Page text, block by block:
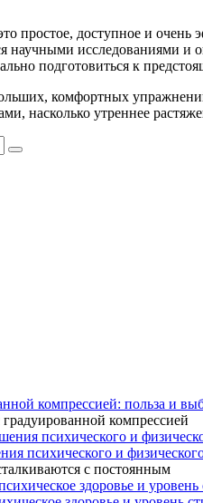
простое, доступное и
научными исследованиями
подготовиться к
комфортных
насколько утреннее
компрессией: польза и
компрессией
психического и
с постоянным